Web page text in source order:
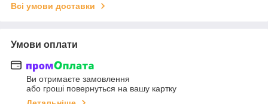
Всі умови доставки
Умови оплати
Ви отримаєте замовлення
або гроші повернуться на вашу картку